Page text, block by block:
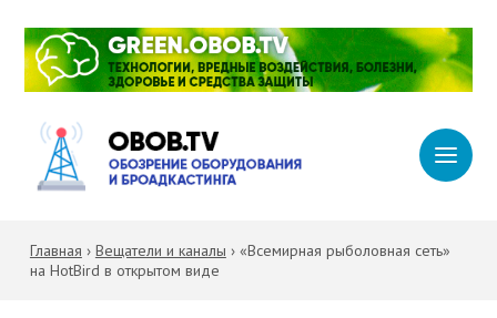
Главная › Вещатели и каналы › «Всемирная рыболовная сеть»
на HotBird в открытом виде